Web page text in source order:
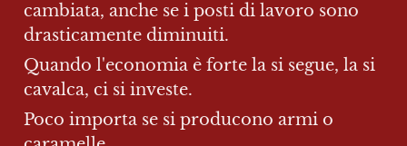
cambiata, anche se i posti di lavoro sono
drasticamente diminuiti.
Quando l'economia è forte la si segue, la si
cavalca, ci si investe.
Poco importa se si producono armi o